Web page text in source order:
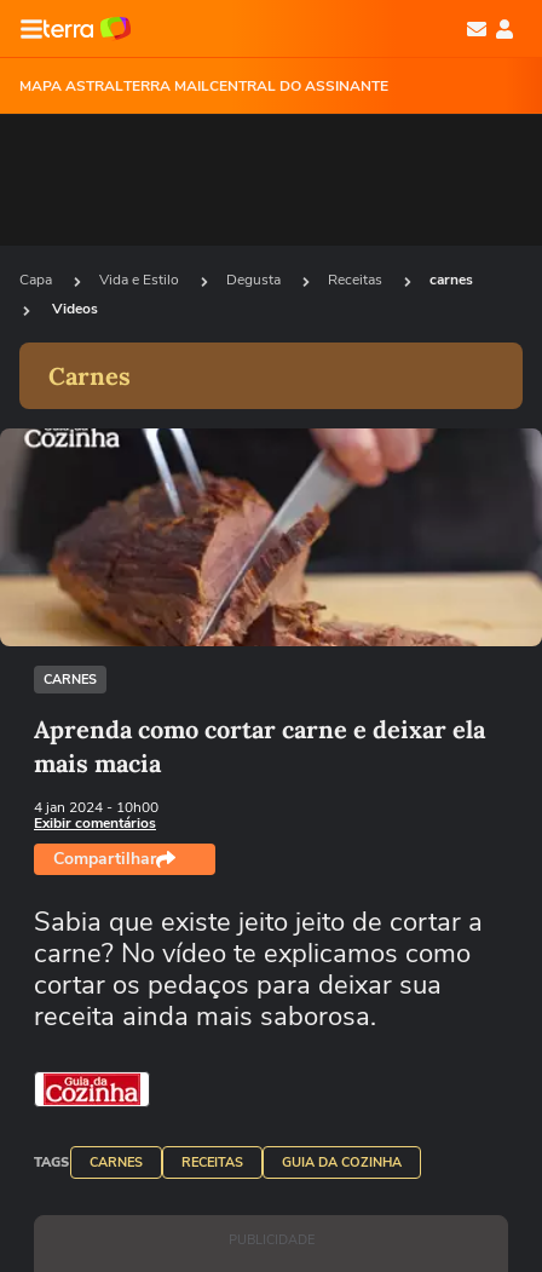
MAPA ASTRALTERRA MAILCENTRAL DO ASSINANTE
Capa Vida e Estilo Degusta Receitas
carnes
Videos
Carnes
Não foi possível reproduzir o vídeo
Tentar novamente
CARNES
Aprenda como cortar carne e deixar ela
mais macia
4 jan 2024- 10h00
Exibir comentários
Compartilhar
Sabia que existe jeito jeito de cortar a
carne? No vídeo te explicamos como
cortar os pedaços para deixar sua
receita ainda mais saborosa.
TAGS CARNES RECEITAS GUIA DA COZINHA
PUBLICIDADE